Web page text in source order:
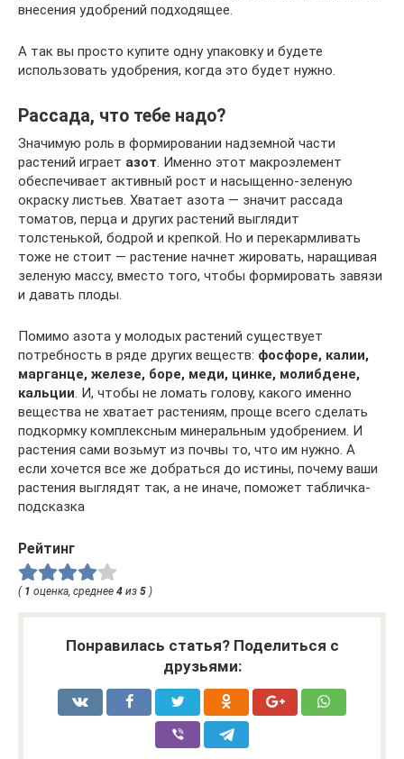
внесения удобрений подходящее.
А так вы просто купите одну упаковку и будете
использовать удобрения, когда это будет нужно.
Рассада, что тебе надо?
Значимую роль в формировании надземной части
растений играет азот. Именно этот макроэлемент
обеспечивает активный рост и насыщенно-зеленую
окраску листьев. Хватает азота — значит рассада
томатов, перца и других растений выглядит
толстенькой, бодрой и крепкой. Но и перекармливать
тоже не стоит — растение начнет жировать, наращивая
зеленую массу, вместо того, чтобы формировать завязи
и давать плоды.
Помимо азота у молодых растений существует
потребность в ряде других веществ: фосфоре, калии,
марганце, железе, боре, меди, цинке, молибдене,
кальции. И, чтобы не ломать голову, какого именно
вещества не хватает растениям, проще всего сделать
подкормку комплексным минеральным удобрением. И
растения сами возьмут из почвы то, что им нужно. А
если хочется все же добраться до истины, почему ваши
растения выглядят так, а не иначе, поможет табличка-
подсказка
Рейтинг
( 1 оценка, среднее 4 из 5 )
Понравилась статья? Поделиться с
друзьями: